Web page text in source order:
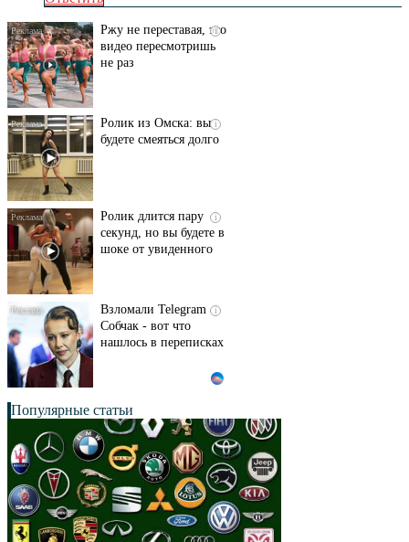
i
Ржу не переставая, это
видео пересмотришь
не раз
i
Ролик из Омска: вы
будете смеяться долго
i
Ролик длится пару
секунд, но вы будете в
шоке от увиденного
i
Взломали Telegram
Собчак - вот что
нашлось в переписках
Популярные статьи